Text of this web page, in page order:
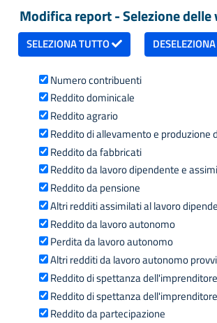
Modifica report - Selezione delle
SELEZIONA TUTTO
Numero contribuenti
Reddito dominicale
Reddito agrario
Reddito di allevamento e produzione
Reddito da fabbricati
Reddito da lavoro dipendente e
Reddito da pensione
Altri redditi assimilati al lavoro
Reddito da lavoro autonomo
Perdita da lavoro autonomo
Altri redditi da lavoro autonomo
Reddito di spettanza
Reddito di spettanza
Reddito da partecipazione